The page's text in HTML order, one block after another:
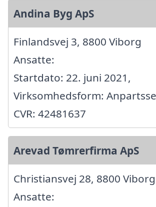
Andina Byg ApS
Finlandsvej 3, 8800 Viborg
Ansatte:
Startdato: 22. juni 2021,
Virksomhedsform:
CVR: 42481637
Arevad Tømrerfirma ApS
Christiansvej 28, 8800 Viborg
Ansatte: